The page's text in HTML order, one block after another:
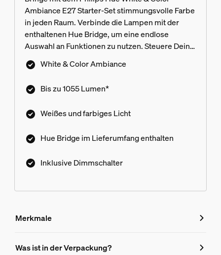
Ambiance E27 Starter-Set stimmungsvolle Farbe
in jeden Raum. Verbinde die Lampen mit der
enthaltenen Hue Bridge, um eine endlose
Auswahl an Funktionen zu nutzen. Steuere Dein
Licht über die App, über Deine Stimme oder den
enthaltenen Schalter. Beim günstigen Setpreis
Bridge.
White & Color Ambiance
Bis zu 1055 Lumen*
Weißes und farbiges Licht
Hue Bridge im Lieferumfang enthalten
Inklusive Dimmschalter
Merkmale
Merkmale
Was ist in der Verpackung?